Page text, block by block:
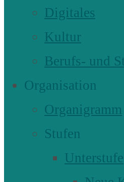
Digitales
Kultur
Berufs- und
Organisation
Organigramm
Stufen
Unterstufe